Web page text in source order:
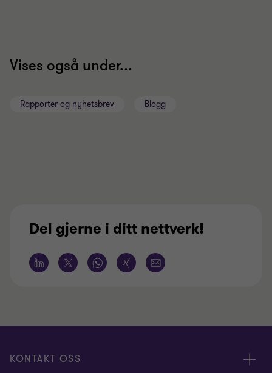
Vises også under...
Rapporter og nyhetsbrev Blogg
Del gjerne i ditt nettverk!
KONTAKT OSS